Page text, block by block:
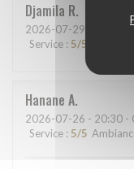
Djamila R
2026-07-29 - 12:00 -
Service : 5/5
Hanane A
2026-07-26 - 20:30 -
Service : 5/5